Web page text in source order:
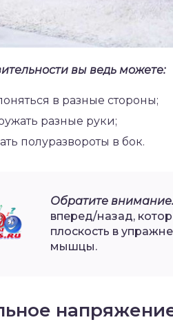
вы ведь можете:
в разные стороны;
разные руки;
полуразвороты в бок.
Обратите
вперед/назад,
плоскость в
мышцы.